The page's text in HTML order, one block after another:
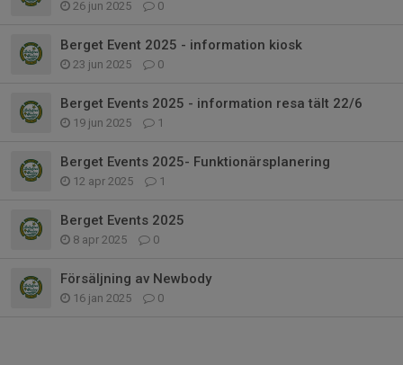
26 jun 2025 0
Berget Event 2025 - information kiosk
23 jun 2025 0
Berget Events 2025 - information resa tält 22/6
19 jun 2025 1
Berget Events 2025- Funktionärsplanering
12 apr 2025 1
Berget Events 2025
8 apr 2025 0
Försäljning av Newbody
16 jan 2025 0